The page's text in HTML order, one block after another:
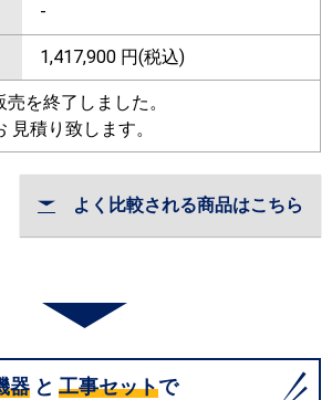
-
1,417,900 円(税込)
を終了しました。
見積り致します。
よく比較される商品はこちら
器 と 工事セットで